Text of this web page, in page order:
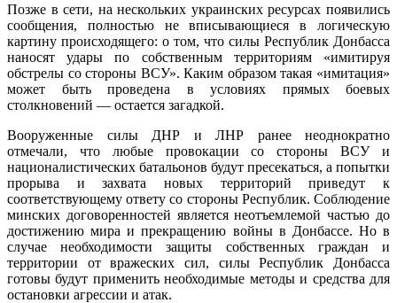
Позже в сети, на нескольких украинских ресурсах появились
сообщения, полностью не вписывающиеся в логическую
картину происходящего: о том, что силы Республик Донбасса
наносят удары по собственным территориям «имитируя
обстрелы со стороны ВСУ». Каким образом такая «имитация»
может быть проведена в условиях прямых боевых
столкновений — остается загадкой.
Вооруженные силы ДНР и ЛНР ранее неоднократно
отмечали, что любые провокации со стороны ВСУ и
националистических батальонов будут пресекаться, а попытки
прорыва и захвата новых территорий приведут к
соответствующему ответу со стороны Республик. Соблюдение
минских договоренностей является неотъемлемой частью до
достижению мира и прекращению войны в Донбассе. Но в
случае необходимости защиты собственных граждан и
территории от вражеских сил, силы Республик Донбасса
готовы будут применить необходимые методы и средства для
остановки агрессии и атак.